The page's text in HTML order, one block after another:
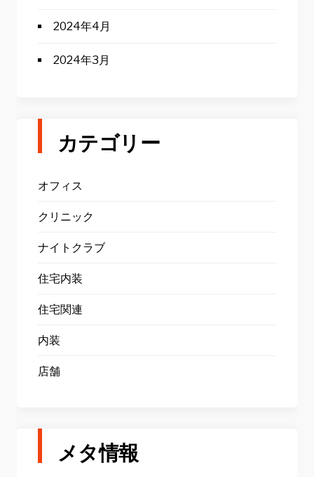
2024年4月
2024年3月
カテゴリー
オフィス
クリニック
ナイトクラブ
住宅内装
住宅関連
内装
店舗
メタ情報